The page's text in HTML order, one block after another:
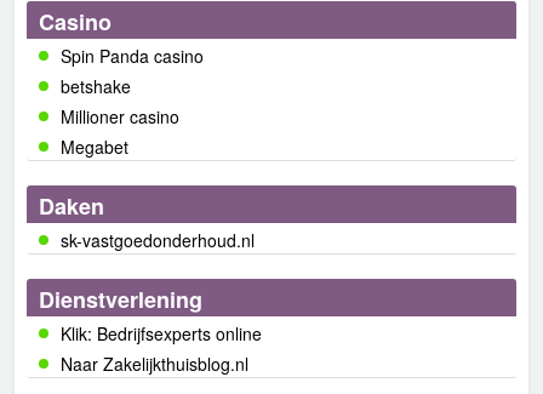
Casino
Spin Panda casino
betshake
Millioner casino
Megabet
Daken
sk-vastgoedonderhoud.nl
Dienstverlening
Klik: Bedrijfsexperts online
Naar Zakelijkthuisblog.nl